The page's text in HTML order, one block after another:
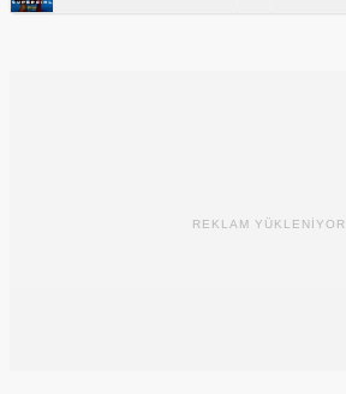
REKLAM YÜKLENİYOR